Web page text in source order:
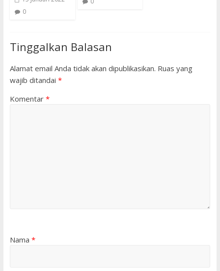
0
Tinggalkan Balasan
Alamat email Anda tidak akan dipublikasikan. Ruas yang
wajib ditandai *
Komentar *
Nama *